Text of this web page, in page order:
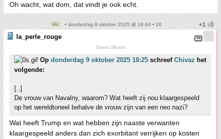
Oh wacht, wat dom, dat vindt je ook echt.
• donderdag 9 oktober 2025 @ 18:44 • 26
la_perle_rouge
Slava Ukraini
Op donderdag 9 oktober 2025 18:25 schreef Chivaz het
volgende:
[..]
De vrouw van Navalny, waarom? Wat heeft zij nou klaargespeeld
op het wereldtoneel behalve de vrouw zijn van een neo nazi?
Wat heeft Trump en wat hebben zijn naaste verwanten
klaargespeeld anders dan zich exorbitant verrijken op kosten